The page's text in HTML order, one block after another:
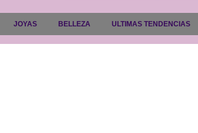
JOYAS BELLEZA ULTIMAS TENDENCIAS